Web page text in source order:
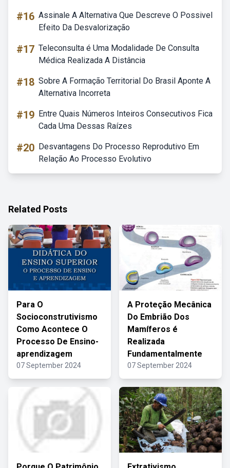
#16 Assinale A Alternativa Que Descreve O Possivel
Efeito Da Desvalorização
#17 Teleconsulta é Uma Modalidade De Consulta
Médica Realizada A Distância
#18 Sobre A Formação Territorial Do Brasil Aponte A
Alternativa Incorreta
#19 Entre Quais Números Inteiros Consecutivos Fica
Cada Uma Dessas Raízes
#20 Desvantagens Do Processo Reprodutivo Em
Relação Ao Processo Evolutivo
Related Posts
Para O
Socioconstrutivismo
Como Acontece O
Processo De Ensino-
aprendizagem
07 September 2024
A Proteção Mecânica
Do Embrião Dos
Mamíferos é
Realizada
Fundamentalmente
07 September 2024